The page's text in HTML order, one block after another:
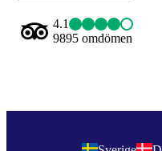
4.1
9895 omdömen